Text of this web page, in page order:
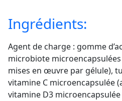
Ingrédients:
Agent de charge : gomme
microbiote microencapsulées
mises en œuvre par gélule),
vitamine C microencapsulée
vitamine D3